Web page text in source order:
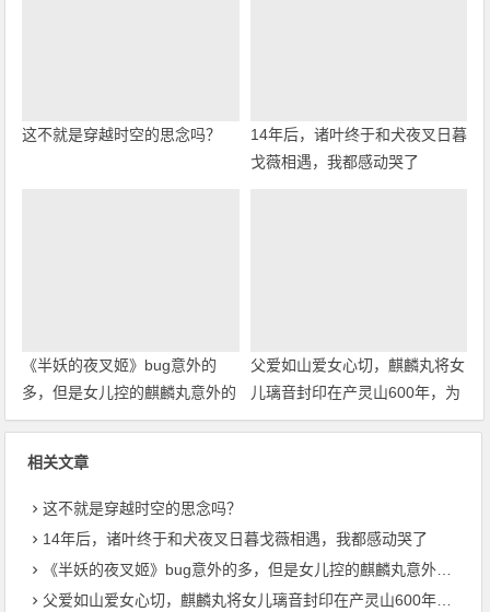
这不就是穿越时空的思念吗？
14年后，诸叶终于和犬夜叉日暮
戈薇相遇，我都感动哭了
《半妖的夜叉姬》bug意外的
多，但是女儿控的麒麟丸意外的
有萌点
父爱如山爱女心切，麒麟丸将女
儿璃音封印在产灵山600年，为
什么
相关文章
这不就是穿越时空的思念吗？
14年后，诸叶终于和犬夜叉日暮戈薇相遇，我都感动哭了
《半妖的夜叉姬》bug意外的多，但是女儿控的麒麟丸意外的有萌点
父爱如山爱女心切，麒麟丸将女儿璃音封印在产灵山600年，为什么